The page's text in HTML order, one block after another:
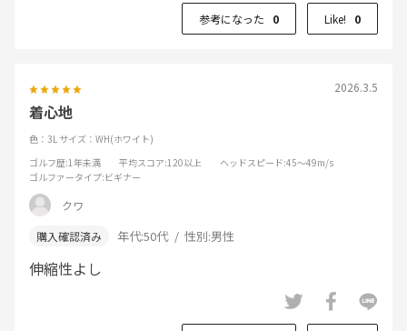
参考になった 0 Like! 0
2026.3.5
着心地
色：3L サイズ：WH(ホワイト)
ゴルフ歴:1年未満 平均スコア:120以上 ヘッドスピード:45～49m/s
ゴルファータイプ:ビギナー
クワ
年代:50代 性別:男性
伸縮性よし